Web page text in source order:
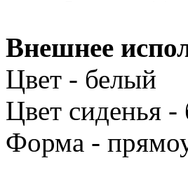
Внешнее
Цвет - белый
Цвет сиденья -
Форма -